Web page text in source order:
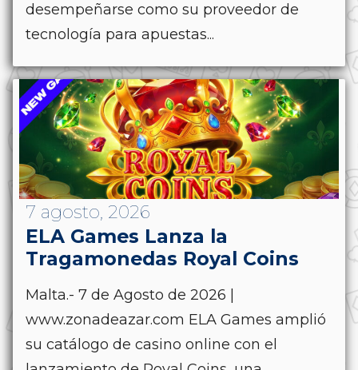
desempeñarse como su proveedor de
tecnología para apuestas...
7 agosto, 2026
ELA Games Lanza la
Tragamonedas Royal Coins
Malta.- 7 de Agosto de 2026 |
www.zonadeazar.com ELA Games amplió
su catálogo de casino online con el